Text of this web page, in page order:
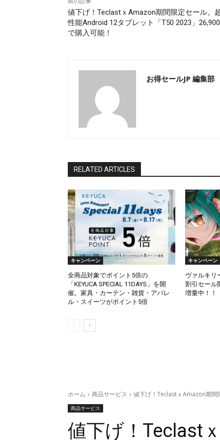
値下げ！TeclastｘAmazon期間限定セール。
性能Android 12タブレット「T50 2023」
で購入可能！
お得セールJP 編集部
RELATED ARTICLES
キャンペーン
全商品対象でポイント5倍の
「KEYUCA SPECIAL 11DAYS」を開
催。家具・カーテン・雑貨・アパレ
ル・スイーツがポイント5倍
キャンペーン
ヴァルキリ
割引セール
増量中！！